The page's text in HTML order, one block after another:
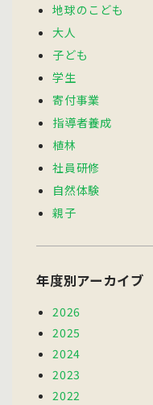
地球のこども
大人
子ども
学生
寄付事業
指導者養成
植林
社員研修
自然体験
親子
年度別アーカイブ
2026
2025
2024
2023
2022